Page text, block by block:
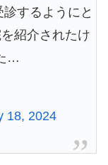
するようにと
紹介されたけ
…
18, 2024